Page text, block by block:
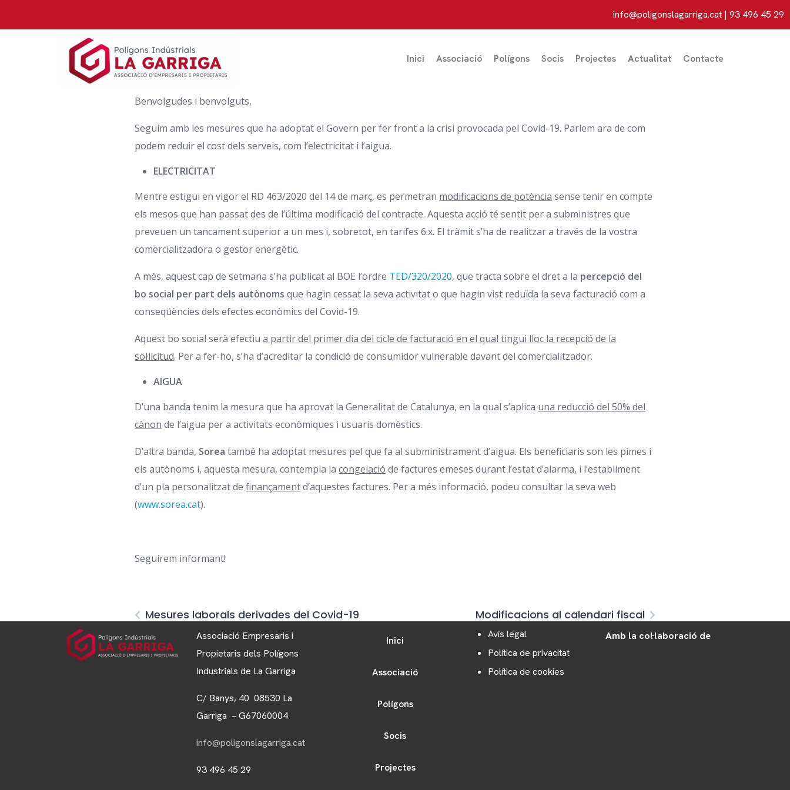
info@poligonslagarriga.cat | 93 496 45 29
Inici Associació Polígons Socis Projectes Actualitat Contacte
Benvolgudes i benvolguts,
Seguim amb les mesures que ha adoptat el Govern per fer front a la crisi provocada pel Covid-19. Parlem ara de com
podem reduir el cost dels serveis, com l’electricitat i l’aigua.
ELECTRICITAT
Mentre estigui en vigor el RD 463/2020 del 14 de març, es permetran modificacions de potència sense tenir en compte
els mesos que han passat des de l’última modificació del contracte. Aquesta acció té sentit per a subministres que
preveuen un tancament superior a un mes i, sobretot, en tarifes 6.x. El tràmit s’ha de realitzar a través de la vostra
comercialitzadora o gestor energètic.
A més, aquest cap de setmana s’ha publicat al BOE l’ordre TED/320/2020, que tracta sobre el dret a la percepció del
bo social per part dels autònoms que hagin cessat la seva activitat o que hagin vist reduïda la seva facturació com a
conseqüències dels efectes econòmics del Covid-19.
Aquest bo social serà efectiua partir del primer dia del cicle de facturació en el qual tingui lloc la recepció de la
sol·licitud. Per a fer-ho, s’ha d’acreditar la condició de consumidor vulnerable davant del comercialitzador.
AIGUA
D’una banda tenim la mesura que ha aprovat la Generalitat de Catalunya, en la qual s’aplica una reducció del 50% del
cànon de l’aigua per a activitats econòmiques i usuaris domèstics.
D’altra banda, Sorea també ha adoptat mesures pel que fa al subministrament d’aigua. Els beneficiaris son les pimes i
els autònoms i, aquesta mesura, contempla lacongelació de factures emeses durant l’estat d’alarma, i l’establiment
d’un pla personalitzat definançamentd’aquestes factures. Per a més informació, podeu consultar la seva web
(www.sorea.cat).
Seguirem informant!
Mesures laborals derivades del Covid-19 Modificacions al calendari fiscal
Associació Empresaris i
Propietaris dels Polígons
Industrials de La Garriga
C/ Banys, 40 08530 La
Garriga – G67060004
info@poligonslagarriga.cat
93 496 45 29
Inici
Associació
Polígons
Socis
Projectes
Avís legal
Política de privacitat
Política de cookies
Amb la col·laboració de